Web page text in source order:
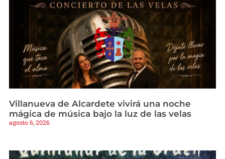
Villanueva de Alcardete vivirá una noche
mágica de música bajo la luz de las velas
agosto 6, 2026